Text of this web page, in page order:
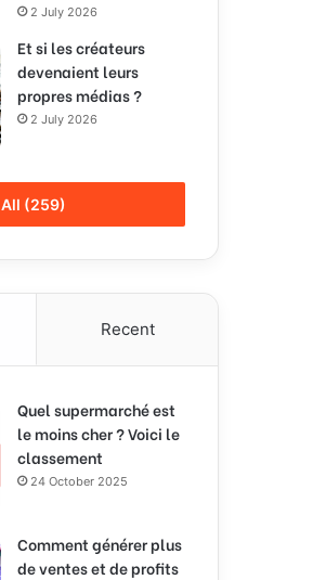
2 July 2026
Et si les créateurs
devenaient leurs
propres médias ?
2 July 2026
All (259)
Recent
Quel supermarché est
le moins cher ? Voici le
classement
24 October 2025
Comment générer plus
de ventes et de profits